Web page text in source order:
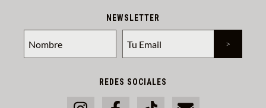
NEWSLETTER
REDES SOCIALES